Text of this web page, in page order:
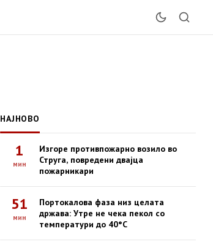
НАЈНОВО
1
мин
Изгоре противпожарно возило во
Струга, повредени двајца
пожарникари
51
мин
Портокалова фаза низ целата
држава: Утре не чека пекол со
температури до 40°C